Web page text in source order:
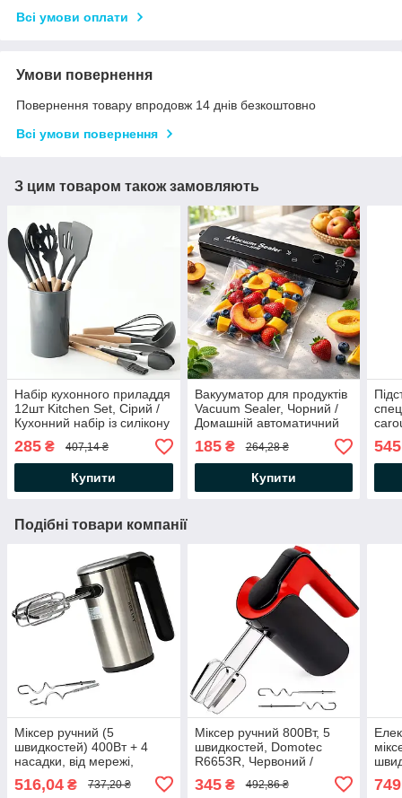
Всі умови оплати
Умови повернення
Повернення товару впродовж 14 днів безкоштовно
Всі умови повернення
З цим товаром також замовляють
Набір кухонного приладдя
12шт Kitchen Set, Сірий /
Кухонний набір із силікону
285 ₴ 407,14 ₴
Купити
Вакууматор для продуктів
Vacuum Sealer, Чорний /
Домашній автоматичний
185₴ 264,28 ₴
Купити
545
Подібні товари компанії
Міксер ручний (5
швидкостей) 400Вт + 4
насадки, від мережі,
Sokany SK-6637 / Міксер
кухонний / Електроміксер
516,04 ₴ 737,20 ₴
Міксер ручний 800Вт, 5
швидкостей, Domotec
R6653R, Червоний /
Міксер кухонний / Міксер
для кухні
345₴ 492,86 ₴ 749